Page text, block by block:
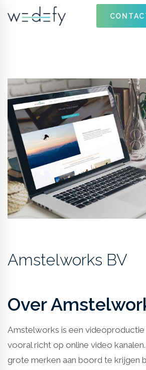
Amstelworks BV
Over
Amstelworks is een
vooral richt op online video
grote merken aan boord te krijgen